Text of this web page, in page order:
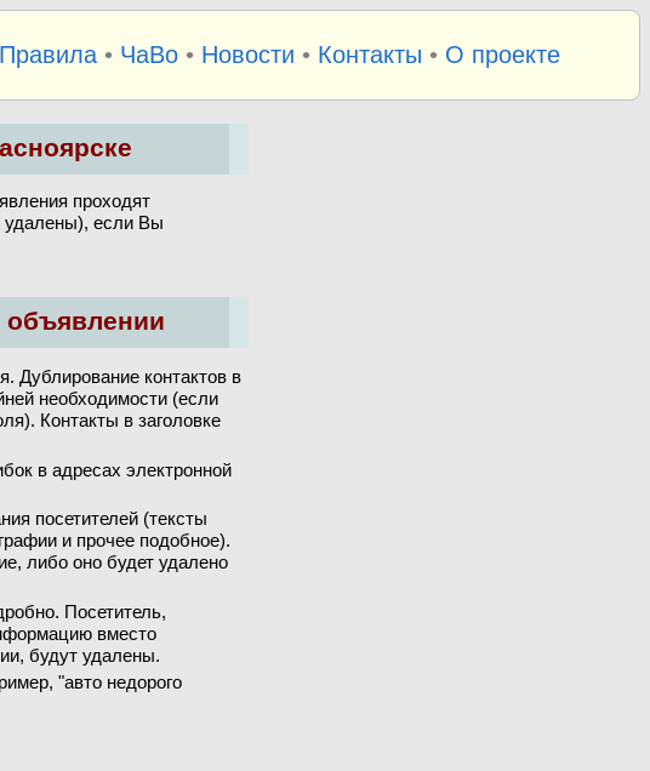
Правила• ЧаВо• Новости • Контакты • О проекте
проходят
удалены), если Вы
объявлении
Дублирование контактов в
необходимости (если
Контакты в заголовке
в адресах электронной
посетителей (тексты
и прочее подобное).
либо оно будет удалено
Посетитель,
вместо
будут удалены.
"авто недорого